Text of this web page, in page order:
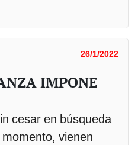
26/1/2022
IMPONE
cesar en búsqueda
vienen